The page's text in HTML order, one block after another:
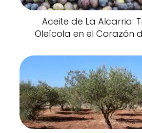
Aceite de La Alcarria:
Oleícola en el Corazón